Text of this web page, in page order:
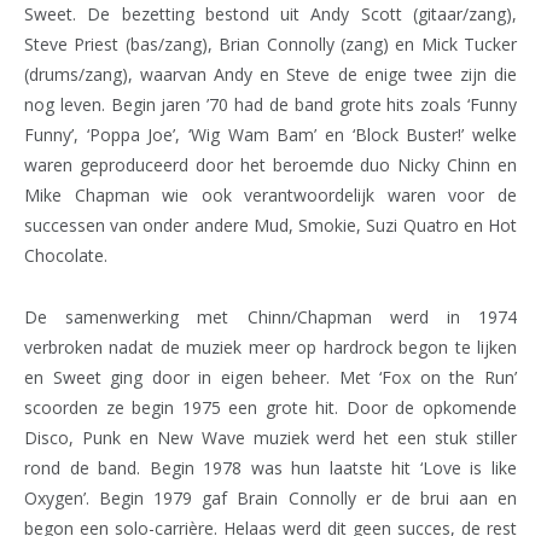
Sweet. De bezetting bestond uit Andy Scott (gitaar/zang),
Steve Priest (bas/zang), Brian Connolly (zang) en Mick Tucker
(drums/zang), waarvan Andy en Steve de enige twee zijn die
nog leven. Begin jaren ’70 had de band grote hits zoals ‘Funny
Funny’, ‘Poppa Joe’, ‘Wig Wam Bam’ en ‘Block Buster!’ welke
waren geproduceerd door het beroemde duo Nicky Chinn en
Mike Chapman wie ook verantwoordelijk waren voor de
successen van onder andere Mud, Smokie, Suzi Quatro en Hot
Chocolate.
De samenwerking met Chinn/Chapman werd in 1974
verbroken nadat de muziek meer op hardrock begon te lijken
en Sweet ging door in eigen beheer. Met ‘Fox on the Run’
scoorden ze begin 1975 een grote hit. Door de opkomende
Disco, Punk en New Wave muziek werd het een stuk stiller
rond de band. Begin 1978 was hun laatste hit ‘Love is like
Oxygen’. Begin 1979 gaf Brain Connolly er de brui aan en
begon een solo-carrière. Helaas werd dit geen succes, de rest